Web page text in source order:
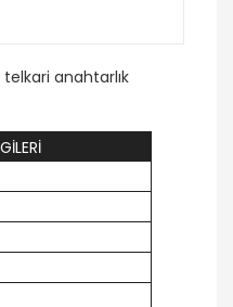
anahtarlık